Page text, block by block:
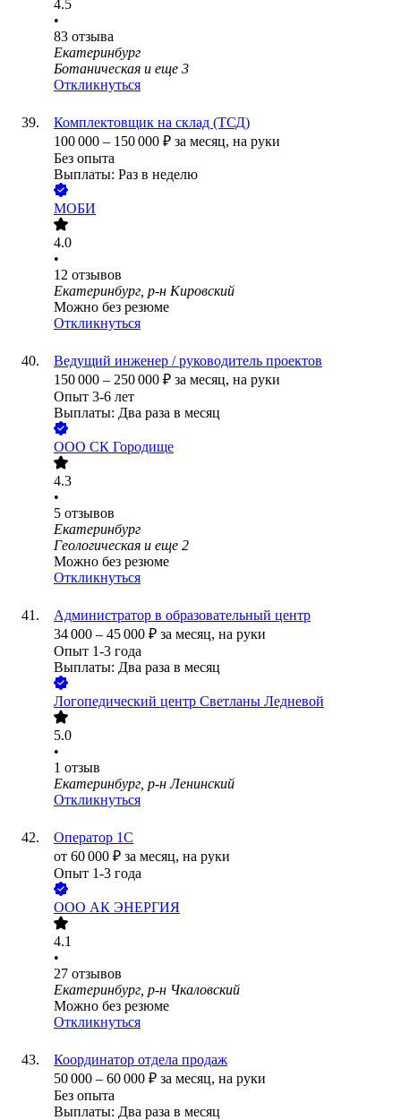
4.5
•
83 отзыва
Екатеринбург
Ботаническая и еще 3
Откликнуться
Комплектовщик на склад (ТСД)
100 000 – 150 000 ₽ за месяц, на руки
Без опыта
Выплаты: Раз в неделю
МОБИ
4.0
•
12 отзывов
Екатеринбург, р-н Кировский
Можно без резюме
Откликнуться
Ведущий инженер / руководитель проектов
150 000 – 250 000 ₽ за месяц, на руки
Опыт 3-6 лет
Выплаты: Два раза в месяц
ООО СК Городище
4.3
•
5 отзывов
Екатеринбург
Геологическая и еще 2
Можно без резюме
Откликнуться
Администратор в образовательный центр
34 000 – 45 000 ₽ за месяц, на руки
Опыт 1-3 года
Выплаты: Два раза в месяц
Логопедический центр Светланы Ледневой
5.0
•
1 отзыв
Екатеринбург, р-н Ленинский
Откликнуться
Оператор 1С
от 60 000 ₽ за месяц, на руки
Опыт 1-3 года
ООО АК ЭНЕРГИЯ
4.1
•
27 отзывов
Екатеринбург, р-н Чкаловский
Можно без резюме
Откликнуться
Координатор отдела продаж
50 000 – 60 000 ₽ за месяц, на руки
Без опыта
Выплаты: Два раза в месяц